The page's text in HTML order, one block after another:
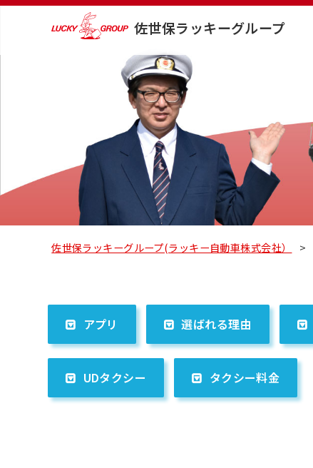
佐世保ラッキーグループ
佐世保ラッキーグループ(ラッキー自動車株式会社） >
アプリ 選ばれる理由
UDタクシー タクシー料金